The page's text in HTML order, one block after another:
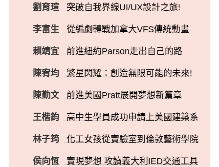
劉育瑄 突破自我界線UI/UX設計之旅!
李富生 從編劇轉戰加拿大VFS傳統動畫
賴靖宜 前進紐約Parson走出自己的路
陳宥均 繁星閃耀：創造無限可能的未來!
陳勤文 前進美國Pratt展開夢想新篇章
王楷鈞 高中生學員成功申請上美國建築系
林子筠 化工女孩從實驗室到倫敦藝術學院
侯向恆
實現夢想 攻讀義大利IED交通工具